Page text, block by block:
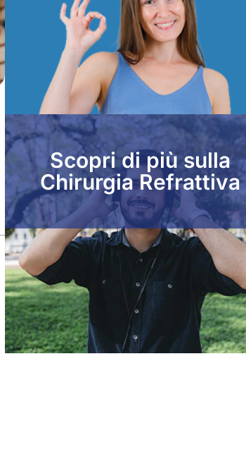
Scopri di più sulla
Chirurgia Refrattiva